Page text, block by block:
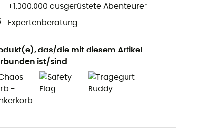
+1.000.000 ausgerüstete Abenteurer
Expertenberatung
das/die mit diesem Artikel
ist/sind